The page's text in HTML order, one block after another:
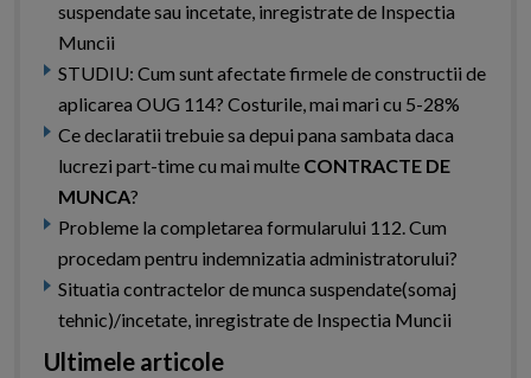
suspendate sau incetate, inregistrate de Inspectia
Muncii
STUDIU: Cum sunt afectate firmele de constructii de
aplicarea OUG 114? Costurile, mai mari cu 5-28%
Ce declaratii trebuie sa depui pana sambata daca
lucrezi part-time cu mai multe CONTRACTE DE
MUNCA?
Probleme la completarea formularului 112. Cum
procedam pentru indemnizatia administratorului?
Situatia contractelor de munca suspendate(somaj
tehnic)/incetate, inregistrate de Inspectia Muncii
Ultimele articole